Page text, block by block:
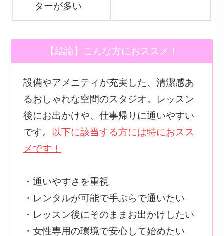
ターが多い
【結論】こんな方におススメ！
設備やアメニティが充実した、清潔感あ
るおしゃれな空間のスタジオ。レッスン
後にお出かけや、仕事帰りに通いやすい
です。
以下に該当する方には特におスス
メです！
・通いやすさを重視
・レンタルが可能で手ぶらで通いたい
・レッスン後にそのままお出かけしたい
・女性専用の環境で安心して始めたい